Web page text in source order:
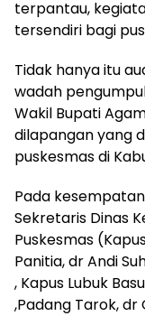
terpantau,
tersendiri bagi
Tidak hanya itu
wadah
Wakil Bupati
dilapangan yang
puskesmas di
Pada
Sekretaris Dinas
Puskesmas
Panitia, dr Andi
, Kapus Lubuk
,Padang Tarok, dr